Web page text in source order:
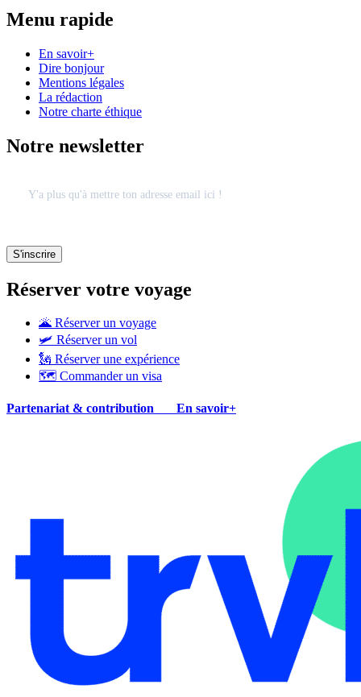
Menu rapide
En savoir+
Dire bonjour
Mentions légales
La rédaction
Notre charte éthique
Notre newsletter
Réserver votre voyage
🌋 Réserver un voyage
🛩 Réserver un vol
🗽 Réserver une expérience
🗺 Commander un visa
Partenariat & contribution En savoir+